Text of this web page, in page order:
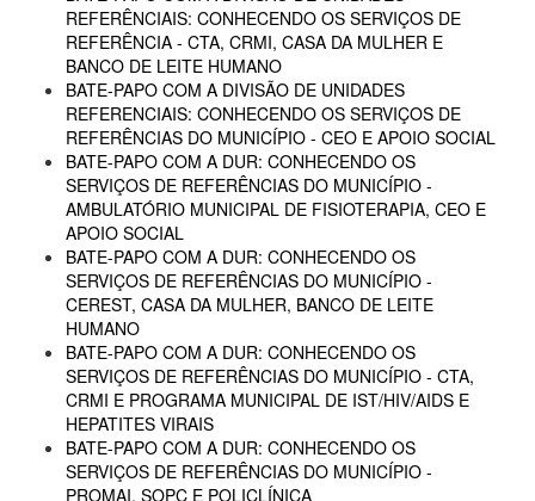
REFERÊNCIAIS: CONHECENDO OS SERVIÇOS DE
REFERÊNCIA - CTA, CRMI, CASA DA MULHER E
BANCO DE LEITE HUMANO
BATE-PAPO COM A DIVISÃO DE UNIDADES
REFERENCIAIS: CONHECENDO OS SERVIÇOS DE
REFERÊNCIAS DO MUNICÍPIO - CEO E APOIO SOCIAL
BATE-PAPO COM A DUR: CONHECENDO OS
SERVIÇOS DE REFERÊNCIAS DO MUNICÍPIO -
AMBULATÓRIO MUNICIPAL DE FISIOTERAPIA, CEO E
APOIO SOCIAL
BATE-PAPO COM A DUR: CONHECENDO OS
SERVIÇOS DE REFERÊNCIAS DO MUNICÍPIO -
CEREST, CASA DA MULHER, BANCO DE LEITE
HUMANO
BATE-PAPO COM A DUR: CONHECENDO OS
SERVIÇOS DE REFERÊNCIAS DO MUNICÍPIO - CTA,
CRMI E PROGRAMA MUNICIPAL DE IST/HIV/AIDS E
HEPATITES VIRAIS
BATE-PAPO COM A DUR: CONHECENDO OS
SERVIÇOS DE REFERÊNCIAS DO MUNICÍPIO -
PROMAI, SOPC E POLICLÍNICA